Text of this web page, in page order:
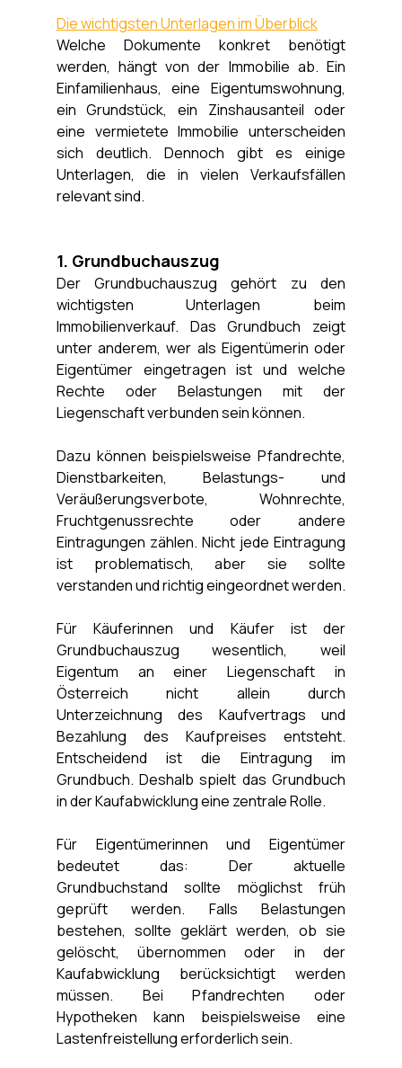
Die wichtigsten Unterlagen im Überblick
Welche Dokumente konkret benötigt
werden, hängt von der Immobilie ab. Ein
Einfamilienhaus, eine Eigentumswohnung,
ein Grundstück, ein Zinshausanteil oder
eine vermietete Immobilie unterscheiden
sich deutlich. Dennoch gibt es einige
Unterlagen, die in vielen Verkaufsfällen
relevant sind.
1. Grundbuchauszug
Der Grundbuchauszug gehört zu den
wichtigsten Unterlagen beim
Immobilienverkauf. Das Grundbuch zeigt
unter anderem, wer als Eigentümerin oder
Eigentümer eingetragen ist und welche
Rechte oder Belastungen mit der
Liegenschaft verbunden sein können.
Dazu können beispielsweise Pfandrechte,
Dienstbarkeiten, Belastungs- und
Veräußerungsverbote, Wohnrechte,
Fruchtgenussrechte oder andere
Eintragungen zählen. Nicht jede Eintragung
ist problematisch, aber sie sollte
verstanden und richtig eingeordnet werden.
Für Käuferinnen und Käufer ist der
Grundbuchauszug wesentlich, weil
Eigentum an einer Liegenschaft in
Österreich nicht allein durch
Unterzeichnung des Kaufvertrags und
Bezahlung des Kaufpreises entsteht.
Entscheidend ist die Eintragung im
Grundbuch. Deshalb spielt das Grundbuch
in der Kaufabwicklung eine zentrale Rolle.
Für Eigentümerinnen und Eigentümer
bedeutet das: Der aktuelle
Grundbuchstand sollte möglichst früh
geprüft werden. Falls Belastungen
bestehen, sollte geklärt werden, ob sie
gelöscht, übernommen oder in der
Kaufabwicklung berücksichtigt werden
müssen. Bei Pfandrechten oder
Hypotheken kann beispielsweise eine
Lastenfreistellung erforderlich sein.